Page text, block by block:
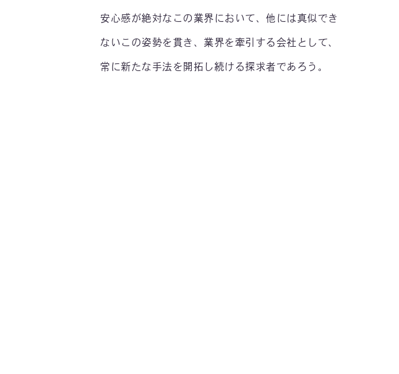
安心感が絶対なこの業界において、他には真似でき
ないこの姿勢を貫き、業界を牽引する会社として、
常に新たな手法を開拓し続ける探求者であろう。